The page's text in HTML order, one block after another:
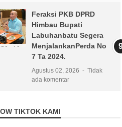
Feraksi PKB DPRD
Himbau Bupati
Labuhanbatu Segera
MenjalankanPerda No
7 Ta 2024.
Agustus 02, 2026
Tidak
ada komentar
TIKTOK KAMI